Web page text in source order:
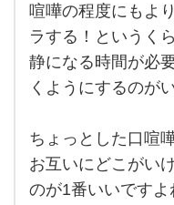
日
ら
一
日
く
ら
喧嘩
の程
度に
もよ
りま
す
見る
とイ
ライ
ラす
る！
喧嘩の程度にもよ
ラする！というく
静になる時間が必
くようにするのが
ちょっとした口喧
お互いにどこがい
のが1番いいですよ